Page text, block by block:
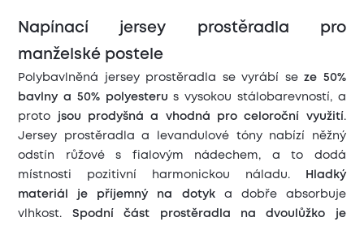
Napínací jersey prostěradla pro
manželské postele
Polybavlněná jersey prostěradla se vyrábí seze 50%
bavlny a 50% polyesteru s vysokou stálobarevností, a
proto jsou prodyšná a vhodná pro celoroční využití .
Jersey prostěradla a levandulové tóny nabízí něžný
odstín růžové s fialovým nádechem, a to dodá
místnosti pozitivní harmonickou náladu.
Hladký
materiál je příjemný na dotyka dobře absorbuje
vlhkost. Spodní část prostěradla na dvoulůžko je